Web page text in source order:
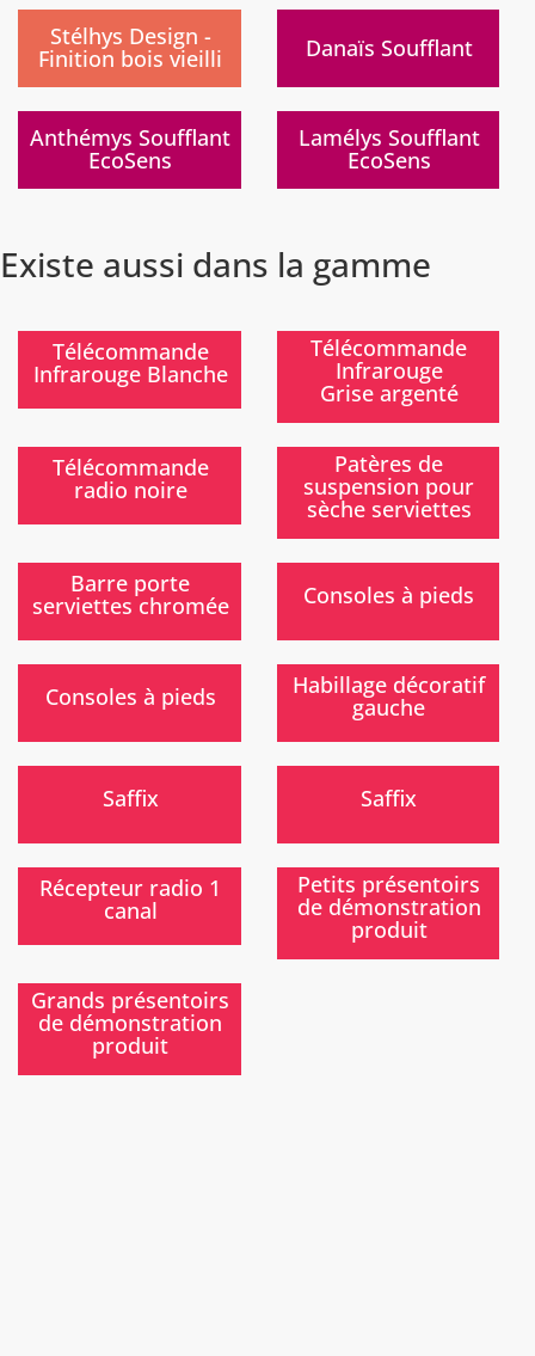
Stélhys Design -
Finition bois vieilli Danaïs Soufflant
Anthémys Soufflant
EcoSens
Lamélys Soufflant
EcoSens
Nouveau
Existe aussi dans la gamme
Télécommande
Infrarouge Blanche
)
Télécommande
Infrarouge
Grise argenté
Télécommande
radio noire
)
Patères de
suspension pour
sèche serviettes
Barre porte
serviettes chromée Consoles à pieds
Consoles à pieds Habillage décoratif
gauche
Saffix
Nouveau
Saffix
Nouveau
Récepteur radio 1
canal
Nouveau
)
Petits présentoirs
de démonstration
produit
)
Grands présentoirs
de démonstration
produit